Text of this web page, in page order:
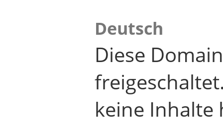
Deutsch
Diese
keine Inhalte